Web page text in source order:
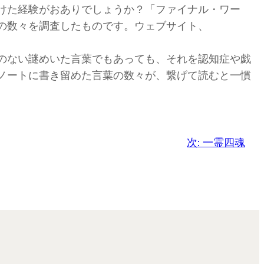
経験がおありでしょうか？「ファイナル・ワー
々を調査したものです。ウェブサイト、
い謎めいた言葉でもあっても、それを認知症や戯
トに書き留めた言葉の数々が、繋げて読むと一慣
次: 一霊四魂